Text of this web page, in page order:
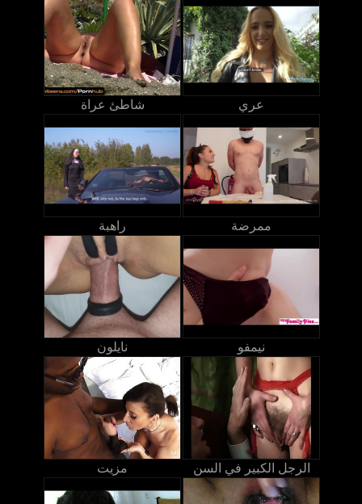
شاطئ عراة عري
راهبة ممرضة
نايلون نيمفو
مزيت الرجل الكبير في السن